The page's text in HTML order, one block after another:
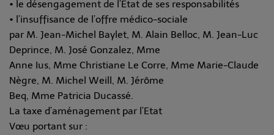
• le désengagement de l’État de ses responsabilités
• l’insuffisance de l’offre médico-sociale
par M. Jean-Michel Baylet, M. Alain Belloc, M. Jean-Luc
Deprince, M. José Gonzalez, Mme
Anne Ius, Mme Christiane Le Corre, Mme Marie-Claude
Nègre, M. Michel Weill, M. Jérôme
Beq, Mme Patricia Ducassé.
La taxe d’aménagement par l’Etat
Vœu portant sur :